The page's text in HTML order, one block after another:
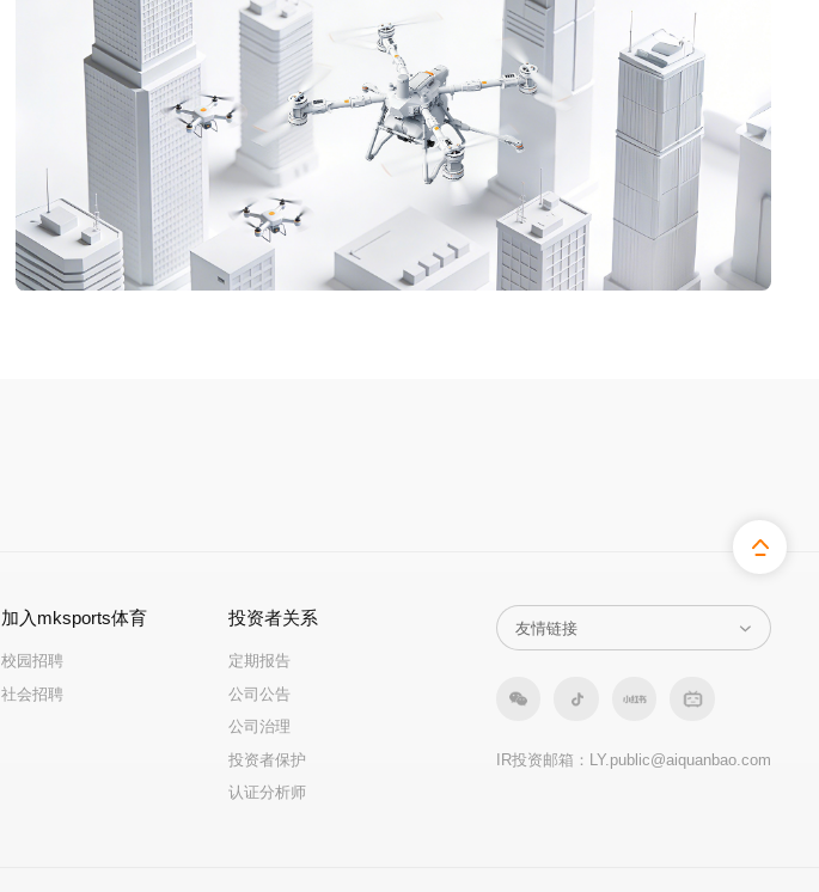
加入mksports体育
校园招聘
社会招聘
投资者关系
定期报告
公司公告
公司治理
投资者保护
认证分析师
IR投资邮箱： LY.public@aiquanbao.com